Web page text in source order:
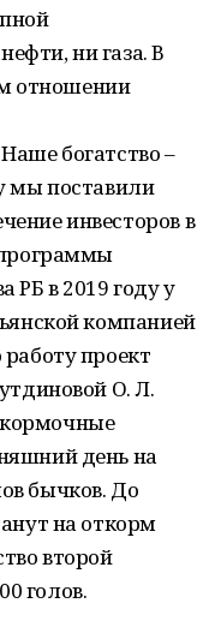
ни газа. В
отношении
богатство –
мы поставили
инвесторов в
программы
РБ в 2019 году у
компанией
проект
О. Л.
день на
бычков. До
на откорм
второй
голов.